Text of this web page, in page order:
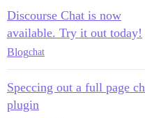
Discourse Chat is now
available. Try it out today!
Blogchat
Speccing out a full page
plugin